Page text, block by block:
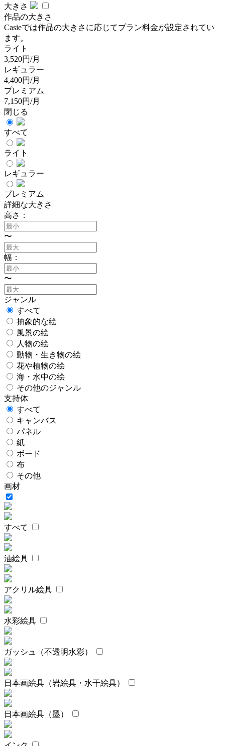
大きさ
作品の大きさ
Casieでは作品の大きさに応じてプラン料金が設定されてい
ます。
ライト
3,520円/月
レギュラー
4,400円/月
プレミアム
7,150円/月
閉じる
すべて
ライト
レギュラー
プレミアム
詳細な大きさ
高さ：
〜
幅：
〜
ジャンル
すべて
抽象的な絵
風景の絵
人物の絵
動物・生き物の絵
花や植物の絵
海・水中の絵
その他のジャンル
支持体
すべて
キャンバス
パネル
紙
ボード
布
その他
画材
すべて
油絵具
アクリル絵具
水彩絵具
ガッシュ（不透明水彩）
日本画絵具（岩絵具・水干絵具）
日本画絵具（墨）